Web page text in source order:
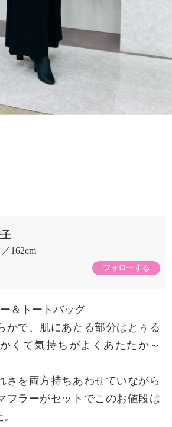
162cm
フォローする
＆トートバッグ
かで、肌にあたる部分はとぅる
くて気持ちがよくあたたか～
さを両方持ちあわせていながら
フラーがセットでこのお値段は